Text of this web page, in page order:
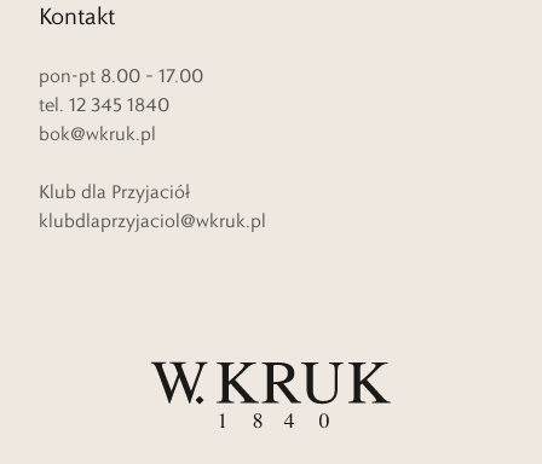
Kontakt
pon-pt 8.00 – 17.00
tel. 12 345 1840
bok@wkruk.pl
Klub dla Przyjaciół
klubdlaprzyjaciol@wkruk.pl